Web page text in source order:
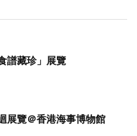
譜藏珍」展覽
展覽＠香港海事博物館